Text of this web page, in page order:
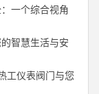
一个综合视角
智慧生活与安
工仪表阀门与您